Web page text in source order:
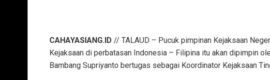
CAHAYASIANG.ID // TALAUD – Pucuk pimpinan Kejaksaan
Kejaksaan di perbatasan Indonesia – Filipina itu akan dipimpin
Bambang Supriyanto bertugas sebagai Koordinator Kejaksaan